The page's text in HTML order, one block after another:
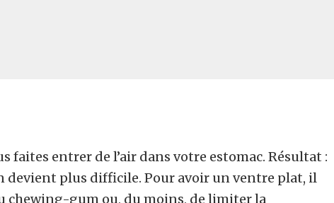
faites entrer de l’air dans votre estomac. Résultat :
plus difficile. Pour avoir un ventre plat, il
chewing-gum ou, du moins, de limiter la